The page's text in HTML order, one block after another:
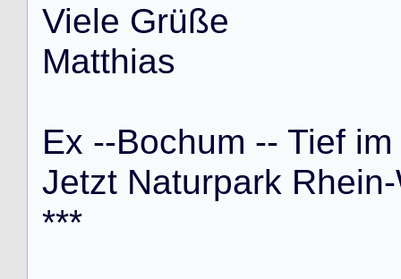
Viele Grüße
Matthias
Ex --Bochum -- Tief im
Jetzt Naturpark Rhein-
***